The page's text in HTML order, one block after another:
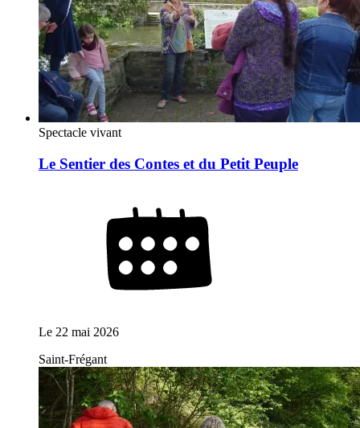
Spectacle vivant
Le Sentier des Contes et du Petit Peuple
Le 22 mai 2026
Saint-Frégant